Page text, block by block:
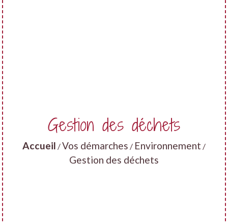
Gestion des déchets
Accueil /Vos démarches / Environnement /
Gestion des déchets